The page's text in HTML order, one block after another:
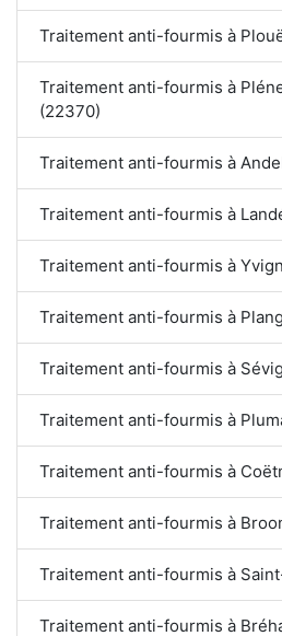
Traitement anti-fourmis à
Traitement anti-fourmis à
(22370)
Traitement anti-fourmis à
Traitement anti-fourmis à
Traitement anti-fourmis à
Traitement anti-fourmis à
Traitement anti-fourmis à
Traitement anti-fourmis à
Traitement anti-fourmis à
Traitement anti-fourmis à
Traitement anti-fourmis à
Traitement anti-fourmis à